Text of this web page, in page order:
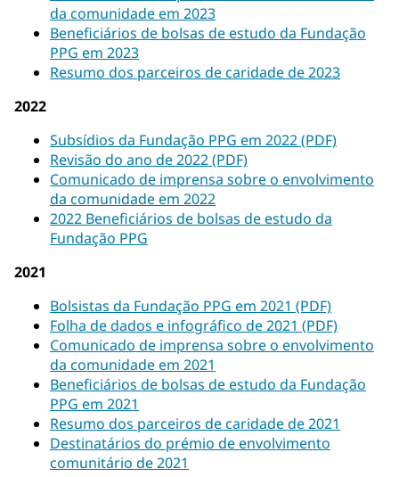
da comunidade em 2023
Beneficiários de bolsas de estudo da Fundação
PPG em 2023
Resumo dos parceiros de caridade de 2023
2022
Subsídios da Fundação PPG em 2022 (PDF)
Revisão do ano de 2022 (PDF)
Comunicado de imprensa sobre o envolvimento
da comunidade em 2022
2022 Beneficiários de bolsas de estudo da
Fundação PPG
2021
Bolsistas da Fundação PPG em 2021 (PDF)
Folha de dados e infográfico de 2021 (PDF)
Comunicado de imprensa sobre o envolvimento
da comunidade em 2021
Beneficiários de bolsas de estudo da Fundação
PPG em 2021
Resumo dos parceiros de caridade de 2021
Destinatários do prémio de envolvimento
comunitário de 2021